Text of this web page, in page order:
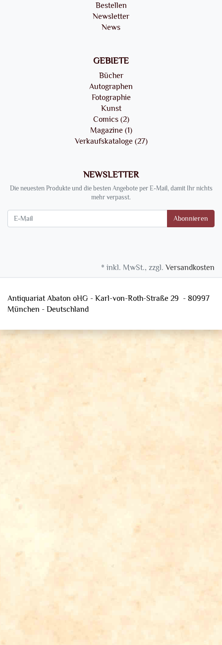
Bestellen
Newsletter
News
GEBIETE
Bücher
Autographen
Fotographie
Kunst
Comics (2)
Magazine (1)
Verkaufskataloge (27)
NEWSLETTER
Die neuesten Produkte und die besten Angebote per E-Mail, damit Ihr nichts
mehr verpasst.
Abonnieren
* inkl. MwSt., zzgl.Versandkosten
Antiquariat Abaton oHG - Karl-von-Roth-Straße 29 - 80997
München - Deutschland